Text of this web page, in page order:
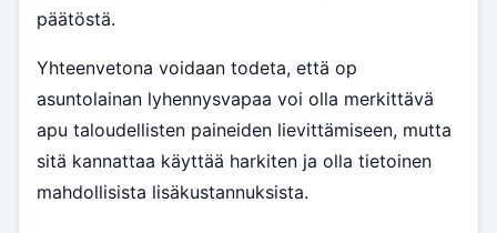
päätöstä.
Yhteenvetona voidaan todeta, että op
asuntolainan lyhennysvapaa voi olla merkittävä
apu taloudellisten paineiden lievittämiseen, mutta
sitä kannattaa käyttää harkiten ja olla tietoinen
mahdollisista lisäkustannuksista.